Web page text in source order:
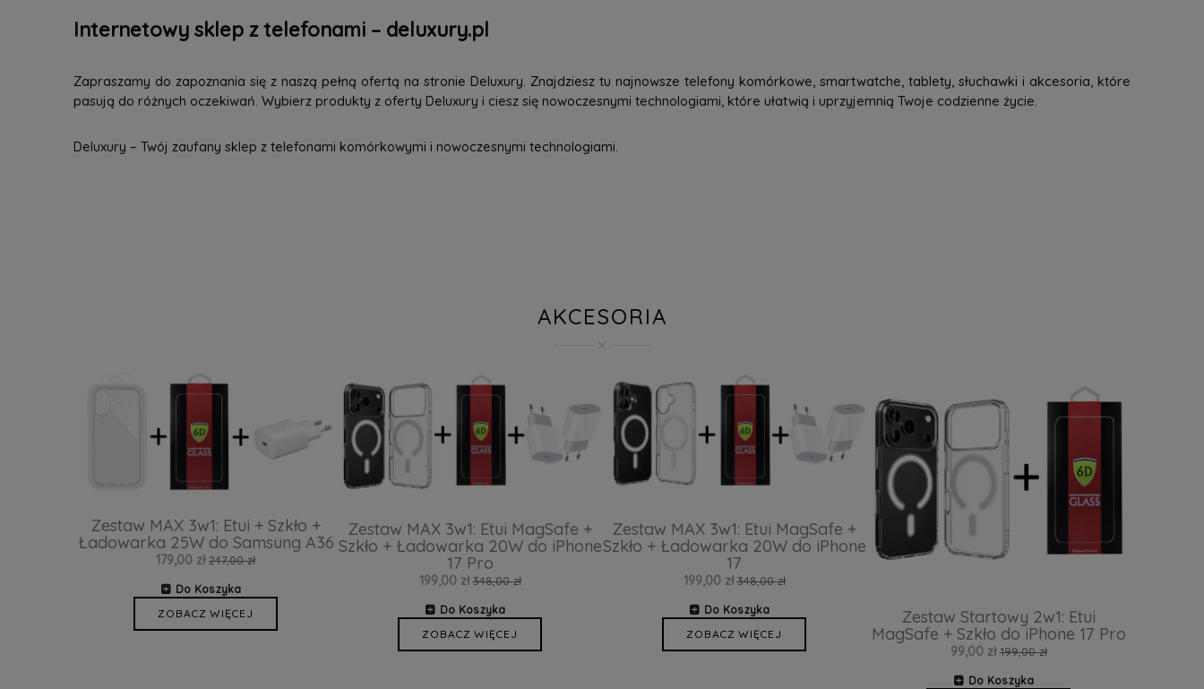
Internetowy sklep z telefonami – deluxury.pl
Zapraszamy do zapoznania się z naszą pełną ofertą na stronie Deluxury. Znajdziesz tu najnowsze telefony komórkowe, smartwatche, tablety, słuchawki i akcesoria, które
pasują do różnych oczekiwań. Wybierz produkty z oferty Deluxury i ciesz się nowoczesnymi technologiami, które ułatwią i uprzyjemnią Twoje codzienne życie.
Deluxury – Twój zaufany sklep z telefonami komórkowymi i nowoczesnymi technologiami.
AKCESORIA
Zestaw MAX 3w1: Etui + Szkło +
Ładowarka 25W do Samsung A36
179,00 zł 247,00 zł
Do Koszyka
ZOBACZ WIĘCEJ
Zestaw MAX 3w1: Etui MagSafe +
Szkło + Ładowarka 20W do iPhone
17 Pro
199,00 zł 348,00 zł
Do Koszyka
ZOBACZ WIĘCEJ
Zestaw MAX 3w1: Etui MagSafe +
Szkło + Ładowarka 20W do iPhone
17
199,00 zł 348,00 zł
Do Koszyka
ZOBACZ WIĘCEJ
Zestaw Startowy 2w1: Etui
MagSafe + Szkło do iPhone 17 Pro
99,00 zł 199,00 zł
Do Koszyka